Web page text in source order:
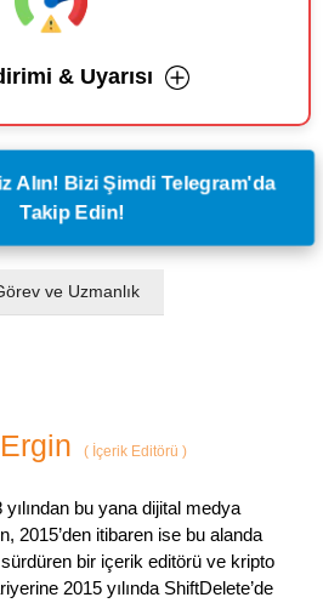
& Uyarısı
Alın! Bizi Şimdi Telegram'da
Takip Edin!
ve Uzmanlık
(İçerik Editörü )
bu yana dijital medya
2015’den itibaren ise bu alanda
bir içerik editörü ve kripto
2015 yılında ShiftDelete’de